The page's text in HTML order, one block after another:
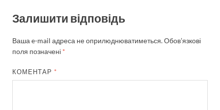
Залишити відповідь
Ваша e-mail адреса не оприлюднюватиметься.Обов’язкові
поля позначені *
КОМЕНТАР *